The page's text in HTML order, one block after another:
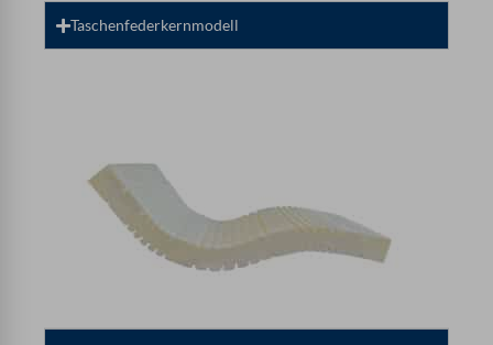
Taschenfederkernmodell